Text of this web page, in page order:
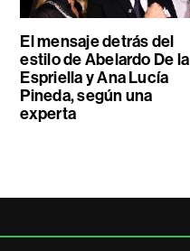
El mensaje detrás del
estilo de Abelardo De la
Espriella y Ana Lucía
Pineda, según una
experta